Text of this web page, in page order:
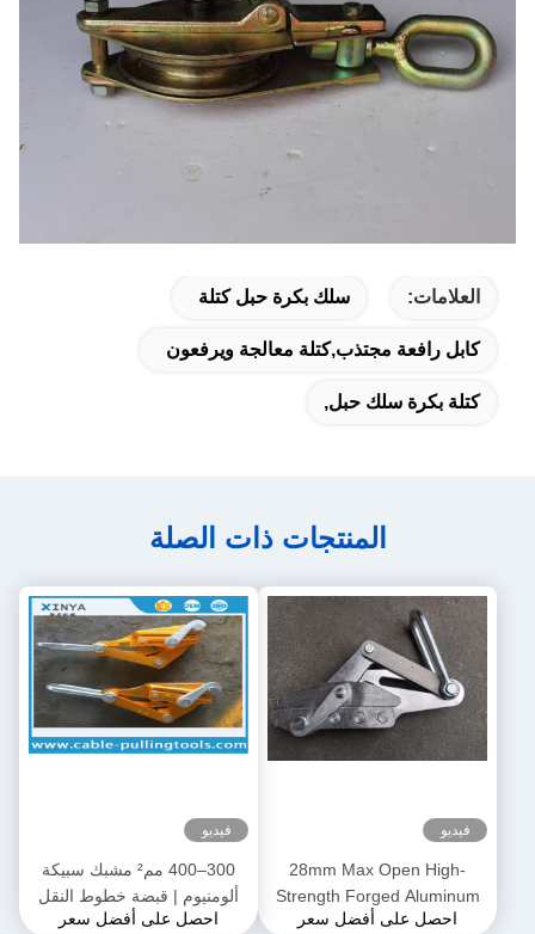
العلامات: سلك بكرة حبل كتلة
كابل رافعة مجتذب,كتلة معالجة ويرفعون
كتلة بكرة سلك حبل,
المنتجات ذات الصلة
فيديو
28mm Max Open High-
Strength Forged Aluminum
Alloy Come-Along Clamp معاحصل على أفضل سعر
فيديو
300–400 مم² مشبك سبيكة
ألومنيوم | قبضة خطوط النقل
لموصلات ACSR و AAAC
احصل على أفضل سعر